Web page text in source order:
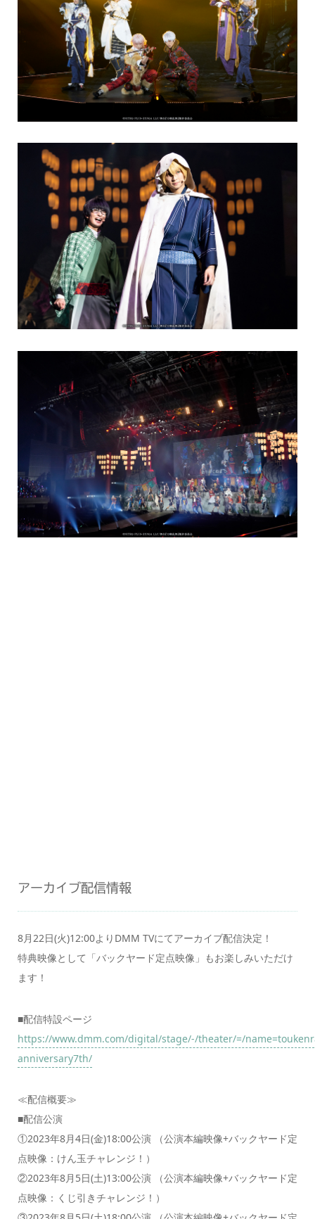
アーカイブ配信情報
8月22日(火)12:00よりDMM TVにてアーカイブ配信決定！
特典映像として「バックヤード定点映像」もお楽しみいただけ
ます！
■配信特設ページ
https://www.dmm.com/digital/stage/-/theater/=/
anniversary7th/
≪配信概要≫
■配信公演
①2023年8月4日(金)18:00公演 （公演本編映像+バックヤード定
点映像：けん玉チャレンジ！）
②2023年8月5日(土)13:00公演 （公演本編映像+バックヤード定
点映像：くじ引きチャレンジ！）